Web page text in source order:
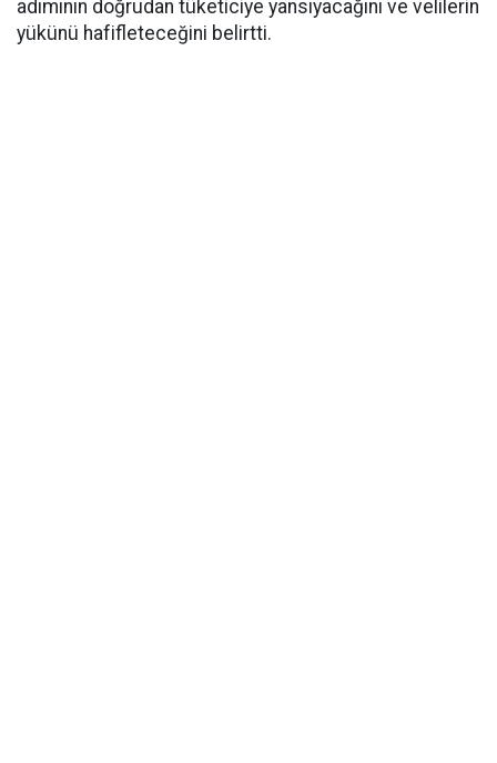
adımının doğrudan tüketiciye yansıyacağını ve velilerin
yükünü hafifleteceğini belirtti.